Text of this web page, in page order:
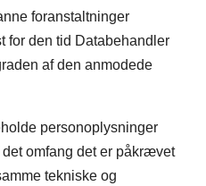
foranstaltninger
for den tid Databehandler
af den anmodede
personoplysninger
omfang det er påkrævet
tekniske og